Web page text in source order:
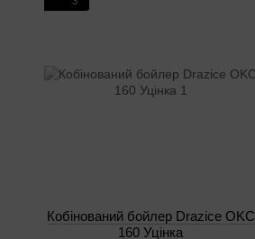
Кобінований бойлер Drazice OKC
160 Уцінка